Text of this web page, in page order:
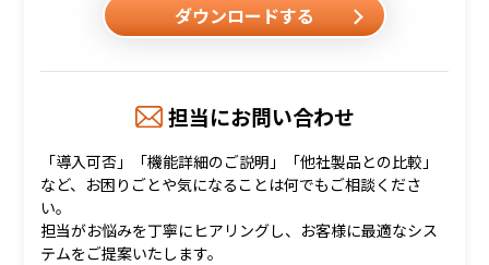
ダウンロードする
担当にお問い合わせ
「導入可否」「機能詳細のご説明」「他社製品との比較」
など、お困りごとや気になることは何でもご相談くださ
い。
担当がお悩みを丁寧にヒアリングし、お客様に最適なシス
テムをご提案いたします。